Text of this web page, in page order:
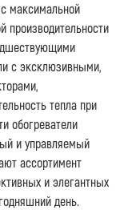
максимальной
с эксклюзивными,
тепла при
обогреватели
и управляемый
ассортимент
и элегантных
день.